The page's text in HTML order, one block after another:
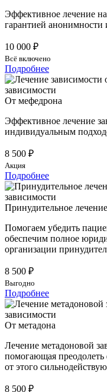
Эффективное лечение
гарантией
10 000 ₽
Всё включено
Подробнее
От мефедрона
Эффективное лечение
индивидуальным
8 500 ₽
Акция
Подробнее
Принудительное лечение
Помогаем убедить
обеспечим полное
организации
8 500 ₽
Выгодно
Подробнее
От метадона
Лечение метадоновой
помогающая
от этого
8 500 ₽